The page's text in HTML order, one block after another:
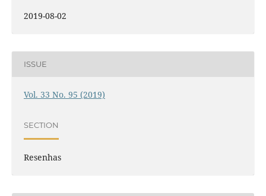
2019-08-02
ISSUE
Vol. 33 No. 95 (2019)
SECTION
Resenhas